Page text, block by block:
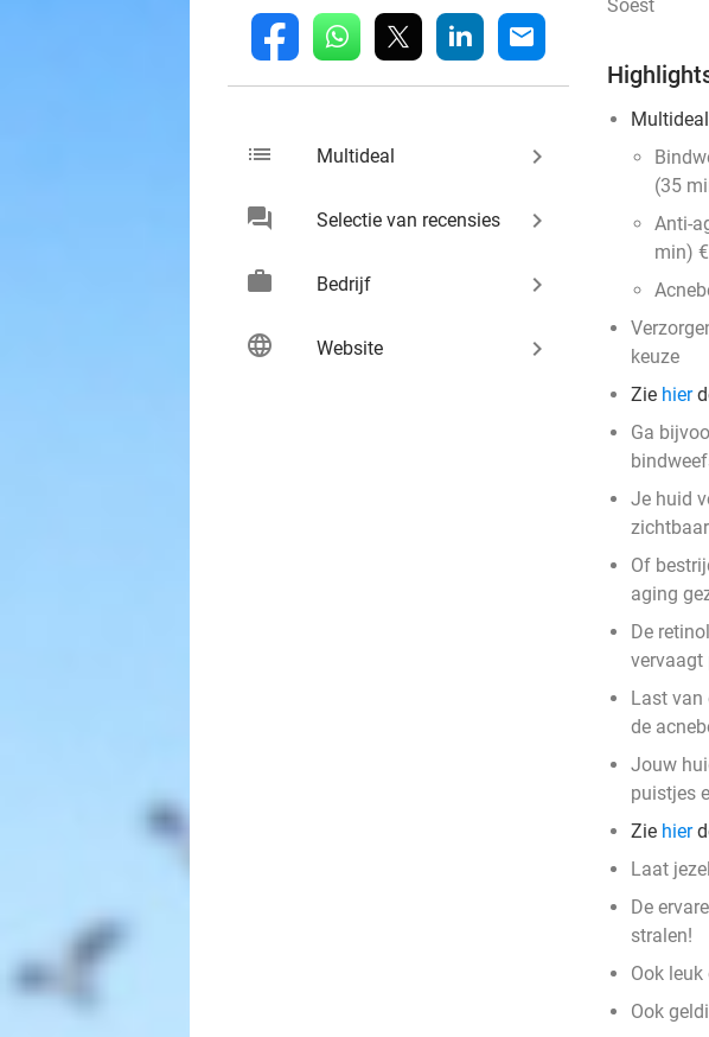
fb whatsapp linkedin mail
list Multideal keyboard_arrow_right
chat Selectie van recensies keyboard_arrow_right
work Bedrijf keyboard_arrow_right
language Website keyboard_arrow_right
Soest
(35
Anti-
min)
keuze
Zie hier
Ga
Je huid
Of
aging
De
vervaagt
Last van
de
Jouw
puistjes
Zie hier
Laat
De
stralen!
Ook
Ook